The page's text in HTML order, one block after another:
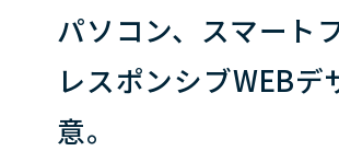
パソコン、スマート
レスポンシブWEB
意。